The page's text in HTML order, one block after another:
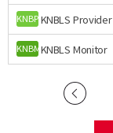
KNBPKNBLS Provider
KNBMKNBLS Monitor